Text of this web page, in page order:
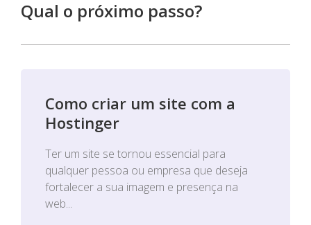
Qual o próximo passo?
Como criar um site com a
Hostinger
Ter um site se tornou essencial para
qualquer pessoa ou empresa que deseja
fortalecer a sua imagem e presença na
web...